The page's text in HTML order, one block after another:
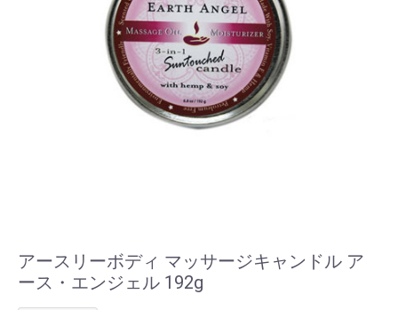
アースリーボディ マッサージキャンドル ア
ース・エンジェル 192g